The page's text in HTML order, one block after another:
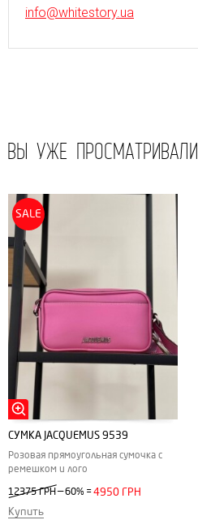
info@whitestory.ua
ВЫ УЖЕ ПРОСМАТРИВАЛИ
SALE
СУМКА JACQUEMUS 9539
Розовая прямоугольная сумочка с
ремешком и лого
12375 ГРН —60% =4950 ГРН
Купить